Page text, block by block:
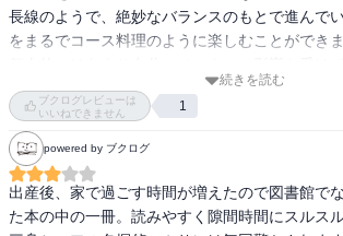
長線のようで、絶妙なバランスのもとで進んで
をまるでコース料理のように楽しむことができま
品だと思うので、シリーズの次の作品も気が向
つ読み進めていきたいと思います。
続きを読む
ブクログレビューは
いいねできません
1
powered by ブクログ
出産後、家で過ごす時間が増えたので図書館で
た本の中の一冊。読みやすく隙間時間にスルス